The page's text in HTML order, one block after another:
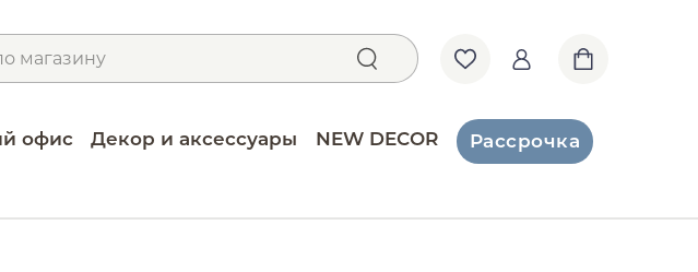
офис Декор и аксессуары NEW DECOR Рассрочка